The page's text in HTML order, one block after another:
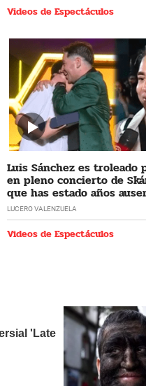
Videos de Espectáculos
Luis Sánchez es troleado
en pleno concierto de
que has estado años
LUCERO VALENZUELA
Videos de Espectáculos